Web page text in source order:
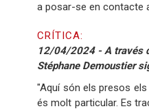
a posar-se en contacte
CRÍTICA:
12/04/2024 - A través
Stéphane Demoustier
"Aquí són els presos
és molt particular. Es